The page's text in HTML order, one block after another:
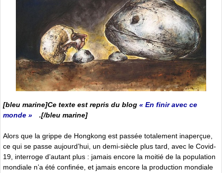
[bleu marine]Ce texte est repris du blog « En finir avec ce
monde »
.[/bleu marine]
Alors que la grippe de Hongkong est passée totalement inaperçue,
ce qui se passe aujourd’hui, un demi-siècle plus tard, avec le Covid-
19, interroge d’autant plus : jamais encore la moitié de la population
mondiale n’a été confinée, et jamais encore la production mondiale